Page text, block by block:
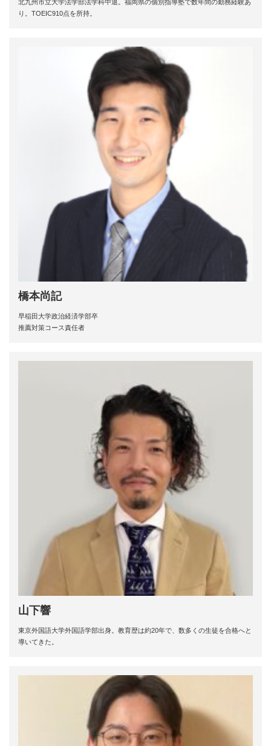
北九州市立大学法学部法学科中退。福岡県の個別指導塾で数年間の勤務経験あ
り。TOEIC910点を所持。
橋本尚記
早稲田大学政治経済学部卒
推薦対策コース責任者
山下響
東京外国語大学外国語学部出身。教育歴は約20年で、数多くの生徒を合格へと
導いてきた。